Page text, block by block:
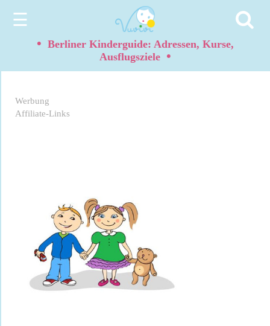
☰
• Berliner Kinderguide: Adressen, Kurse,
Ausflugsziele •
Werbung
Affiliate-Links